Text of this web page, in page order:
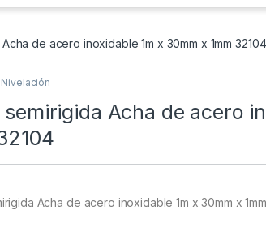
de acero inoxidable 1m x 30mm x 1mm 32104
semirigida Acha de acero
Acha de acero inoxidable 1m x 30mm x